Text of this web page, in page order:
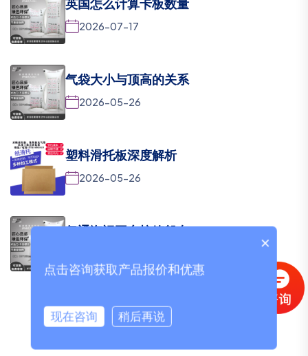
英国怎么计算卡板数量
2026-07-17
气袋大小与顶高的关系
2026-05-26
塑料滑托板深度解析
2026-05-26
亿通海运平台控箱船名... ×
点击咨询获取产品报价和优惠
现在咨询 稍后再说